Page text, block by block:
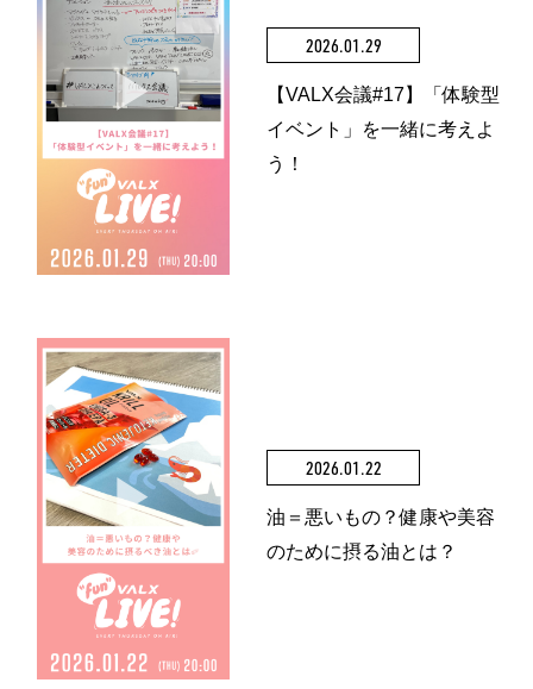
2026.01.29
【VALX会議#17】「体験型
イベント」を一緒に考えよ
う！
2026.01.22
油＝悪いもの？健康や美容
のために摂る油とは？